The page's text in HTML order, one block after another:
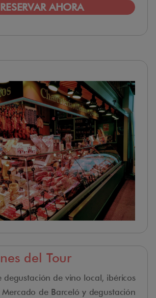
RESERVAR AHORA
del Tour
degustación de vino local, ibéricos
de Barceló y degustación